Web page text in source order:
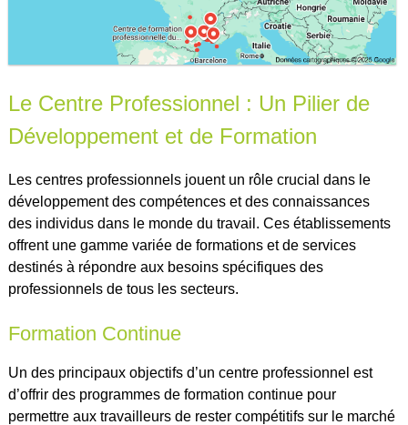
Le Centre Professionnel : Un Pilier de
Développement et de Formation
Les centres professionnels jouent un rôle crucial dans le
développement des compétences et des connaissances
des individus dans le monde du travail. Ces établissements
offrent une gamme variée de formations et de services
destinés à répondre aux besoins spécifiques des
professionnels de tous les secteurs.
Formation Continue
Un des principaux objectifs d’un centre professionnel est
d’offrir des programmes de formation continue pour
permettre aux travailleurs de rester compétitifs sur le marché